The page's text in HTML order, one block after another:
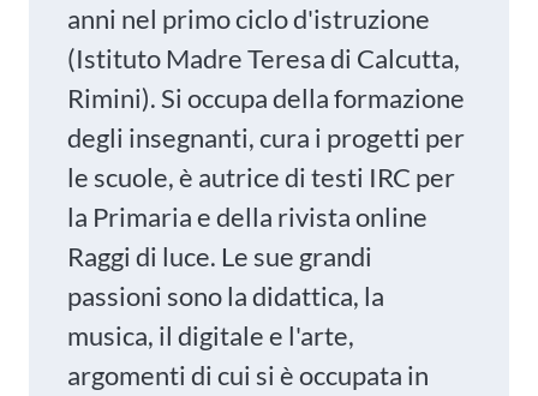
anni nel primo ciclo d'istruzione
(Istituto Madre Teresa di Calcutta,
Rimini). Si occupa della formazione
degli insegnanti, cura i progetti per
le scuole, è autrice di testi IRC per
la Primaria e della rivista online
Raggi di luce. Le sue grandi
passioni sono la didattica, la
musica, il digitale e l'arte,
argomenti di cui si è occupata in